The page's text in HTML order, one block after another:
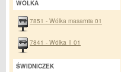
WÓLKA
7851 - Wólka masarnia 01
7841 - Wólka II 01
ŚWIDNICZEK